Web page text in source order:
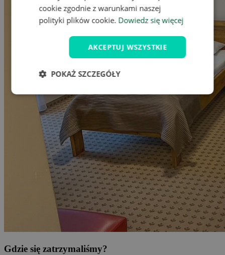
Gdzie się zatrzymaliśmy?
cookie zgodnie z warunkami naszej
polityki plików cookie. Dowiedz się więcej
AKCEPTUJ WSZYSTKIE
POKAŻ SZCZEGÓŁY